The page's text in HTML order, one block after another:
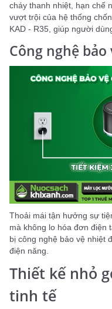
cháy thanh nhiệt, hạn chế
vượt trội của hệ thống
KAD - R35, giúp người
Công nghệ
Thoải mái tận hưởng sự
mà không lo hóa đơn điện
bị công nghệ bảo vệ nhiệt
điện năng.
Thiết kế nhỏ
tinh tế